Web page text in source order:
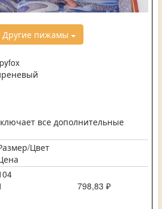
Другие пижамы
все дополнительные
Цвет
798,83 ₽